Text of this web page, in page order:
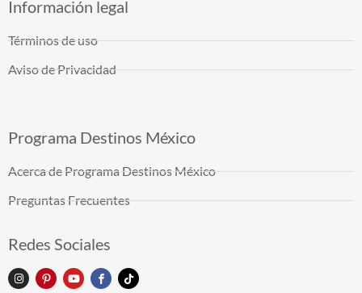
Información legal
Términos de uso
Aviso de Privacidad
Programa Destinos México
Acerca de Programa Destinos México
Preguntas Frecuentes
Redes Sociales